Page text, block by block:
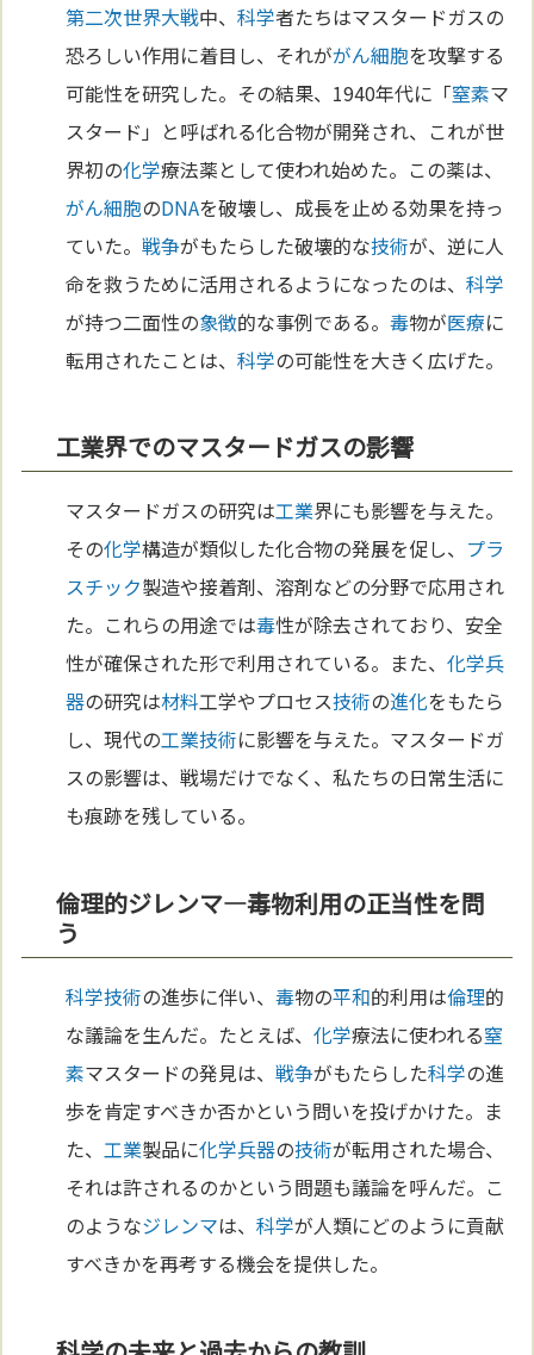
第二次世界大戦中、科学者たちはマスタードガスの
恐ろしい作用に着目し、それががん細胞を攻撃する
可能性を研究した。その結果、1940年代に「窒素マ
スタード」と呼ばれる化合物が開発され、これが世
界初の化学療法薬として使われ始めた。この薬は、
がん細胞のDNAを破壊し、成長を止める効果を持っ
ていた。戦争がもたらした破壊的な技術が、逆に人
命を救うために活用されるようになったのは、科学
が持つ二面性の象徴的な事例である。毒物が医療に
転用されたことは、科学の可能性を大きく広げた。
工業界でのマスタードガスの影響
マスタードガスの研究は工業界にも影響を与えた。
その化学構造が類似した化合物の発展を促し、 プラ
スチック製造や接着剤、溶剤などの分野で応用され
た。これらの用途では毒性が除去されており、安全
性が確保された形で利用されている。また、化学兵
器の研究は材料工学やプロセス技術の進化をもたら
し、現代の工業技術に影響を与えた。マスタードガ
スの影響は、戦場だけでなく、私たちの日常生活に
も痕跡を残している。
倫理的ジレンマ—毒物利用の正当性を問
う
科学技術の進歩に伴い、毒物の平和的利用は倫理的
な議論を生んだ。たとえば、化学療法に使われる窒
素マスタードの発見は、戦争がもたらした科学の進
歩を肯定すべきか否かという問いを投げかけた。ま
た、工業製品に化学兵器の技術が転用された場合、
それは許されるのかという問題も議論を呼んだ。こ
のようなジレンマは、科学が人類にどのように貢献
すべきかを再考する機会を提供した。